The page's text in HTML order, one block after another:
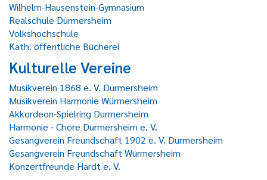
Wilhelm-Hausenstein-Gymnasium
Realschule Durmersheim
Volkshochschule
Kath. öffentliche Bücherei
Kulturelle Vereine
Musikverein 1868 e. V. Durmersheim
Musikverein Harmonie Würmersheim
Akkordeon-Spielring Durmersheim
Harmonie - Chöre Durmersheim e. V.
Gesangverein Freundschaft 1902 e. V. Durmersheim
Gesangverein Freundschaft Würmersheim
Konzertfreunde Hardt e. V.